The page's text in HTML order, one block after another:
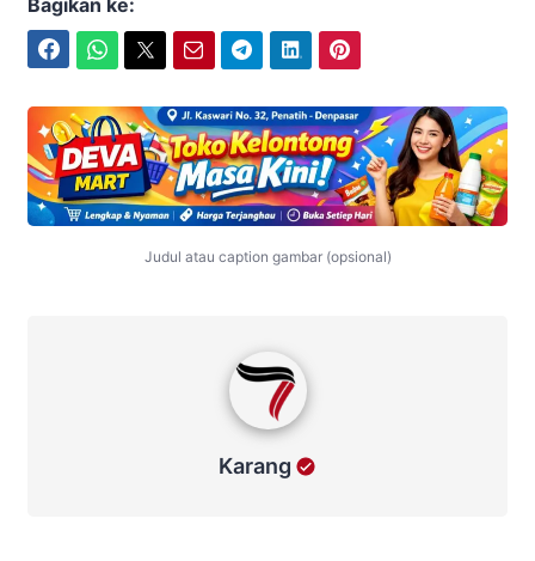
Judul atau caption gambar (opsional)
Karang